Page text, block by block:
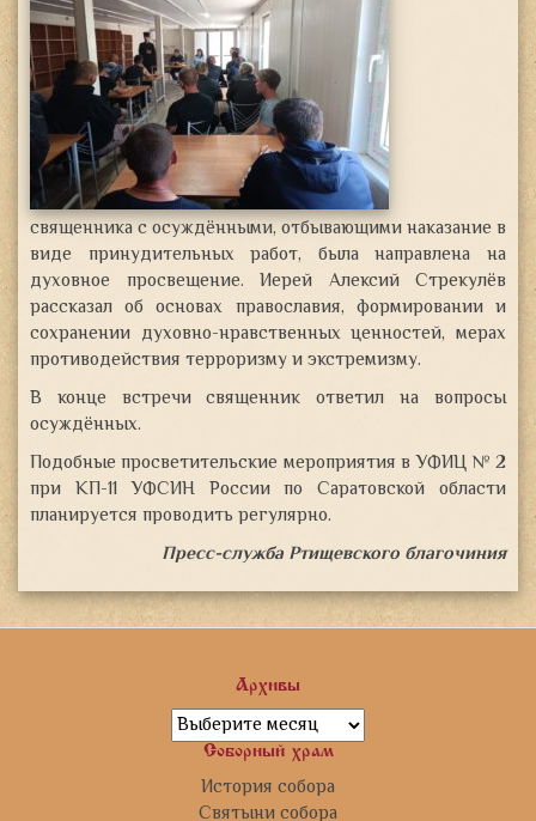
священника с осуждёнными, отбывающими наказание в
виде принудительных работ, была направлена на
духовное просвещение. Иерей Алексий Стрекулёв
рассказал об основах православия, формировании и
сохранении духовно-нравственных ценностей, мерах
противодействия терроризму и экстремизму.
В конце встречи священник ответил на вопросы
осуждённых.
Подобные просветительские мероприятия в УФИЦ № 2
при КП-11 УФСИН России по Саратовской области
планируется проводить регулярно.
Пресс-служба Ртищевского благочиния
Архивы
Архивы
Соборный храм
История собора
Святыни собора